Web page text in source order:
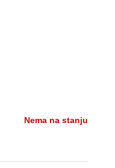
Nema na stanju